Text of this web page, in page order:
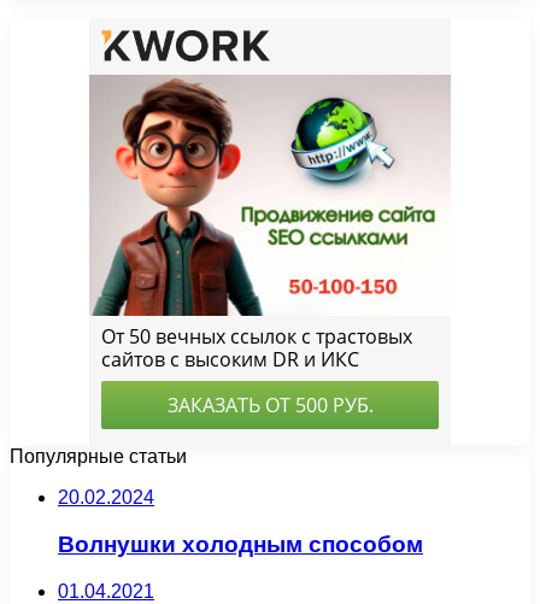
Популярные статьи
20.02.2024
Волнушки холодным способом
01.04.2021